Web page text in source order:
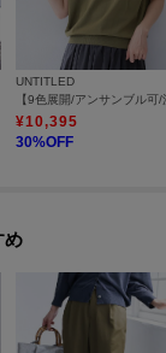
UNTITLED
¥10,395
30%OFF
め